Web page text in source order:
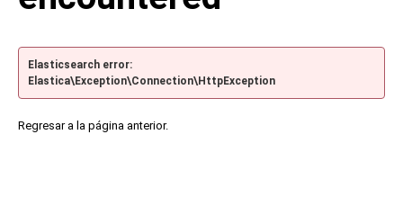
Elasticsearch error:
Elastica\Exception\Connection\HttpException
Regresar a la página anterior.